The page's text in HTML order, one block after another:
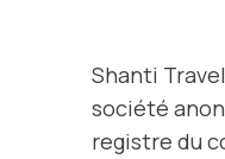
Shanti
société
registre du